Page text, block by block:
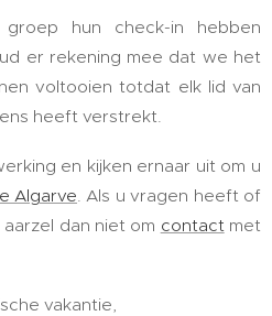
hun check-in hebben
er rekening mee dat we het
voltooien totdat elk lid van
heeft verstrekt.
en kijken ernaar uit om u
Algarve. Als u vragen heeft of
dan niet om contactmet
vakantie,